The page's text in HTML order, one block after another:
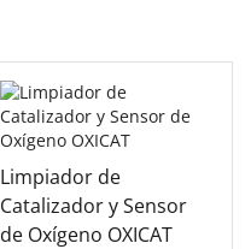
Limpiador de
Catalizador y Sensor
de Oxígeno OXICAT